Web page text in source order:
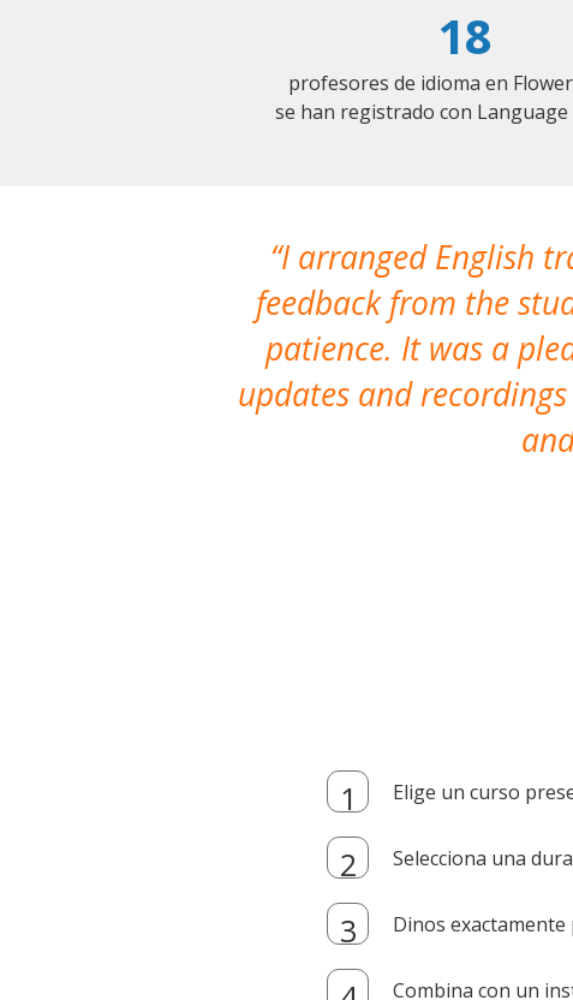
18
profesores de idioma en
se han registrado con
I arranged English
feedback from the
patience. It was a
updates and
Elige un curso
Selecciona una
Dinos
Combina con un